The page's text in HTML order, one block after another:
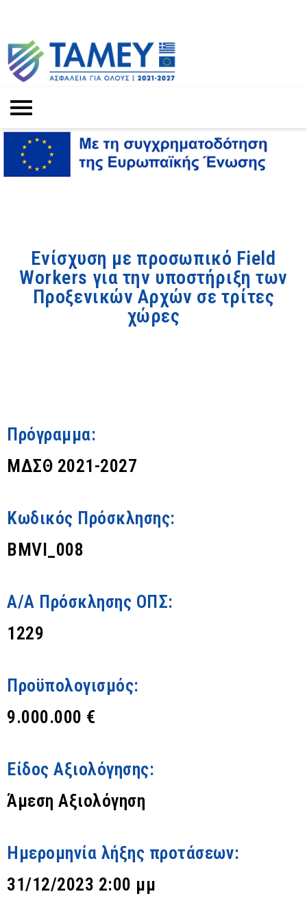
Ενίσχυση με προσωπικό Field
Workers για την υποστήριξη των
Προξενικών Αρχών σε τρίτες
χώρες
Πρόγραμμα:
ΜΔΣΘ 2021-2027
Κωδικός Πρόσκλησης:
BMVI_008
Α/Α Πρόσκλησης ΟΠΣ:
1229
Προϋπολογισμός:
9.000.000 €
Είδος Αξιολόγησης:
Άμεση Αξιολόγηση
Ημερομηνία λήξης προτάσεων:
31/12/2023 2:00 μμ